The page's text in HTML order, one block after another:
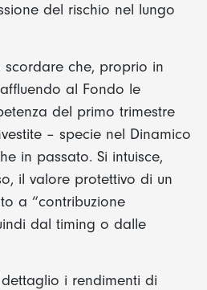
del rischio nel lungo
che, proprio in
al Fondo le
del primo trimestre
– specie nel Dinamico
in passato. Si intuisce,
il valore protettivo di un
a “contribuzione
dal timing o dalle
i rendimenti di